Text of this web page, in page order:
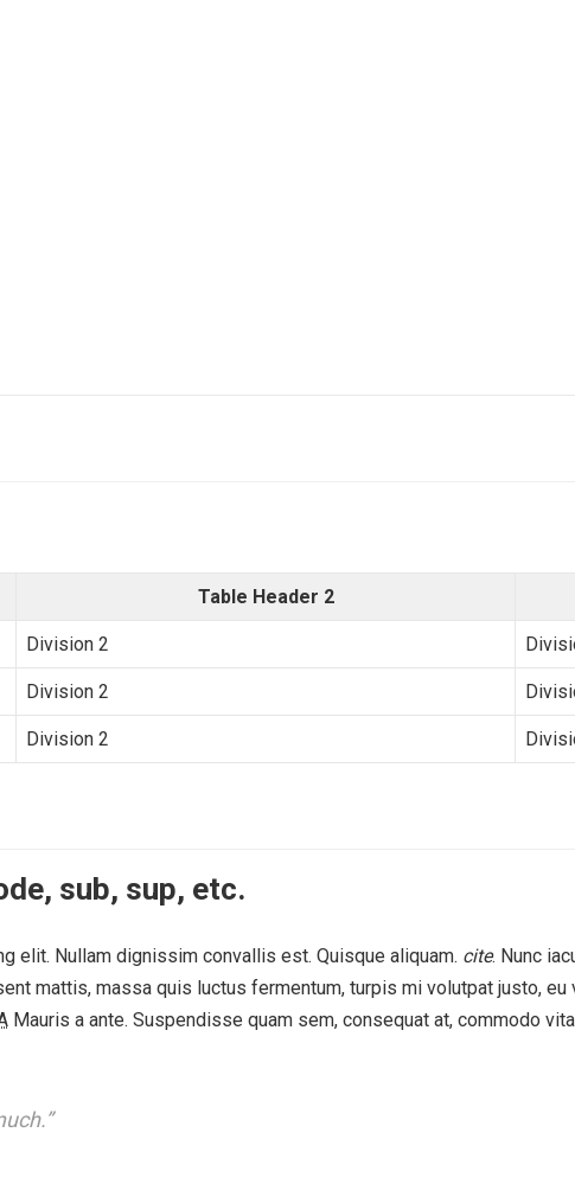
Table Header 2
Division 2
Division 2
Division 2
sub, sup, etc.
elit. Nullam dignissim convallis est. Quisque aliquam. cite. Nunc
mattis, massa quis luctus fermentum, turpis mi volutpat justo,
Mauris a ante. Suspendisse quam sem, consequat at, commodo